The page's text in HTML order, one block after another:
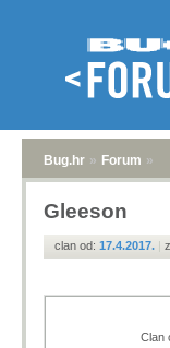
Bug.hr » Forum »
Gleeson
clan od: 17.4.2017. |
Clan